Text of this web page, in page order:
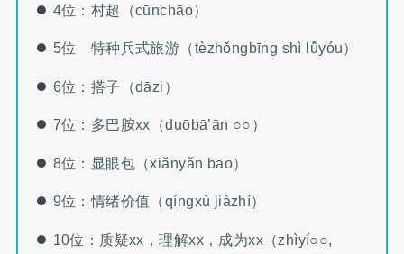
4位：村超（cūnchāo）
5位 特种兵式旅游（tèzhǒngbīng shì lǚyóu）
6位：搭子（dāzi）
7位：多巴胺xx（duōbā’ān ○○）
8位：显眼包（xiǎnyǎn bāo）
9位：情绪价值（qíngxù jiàzhí）
10位：质疑xx，理解xx，成为xx（zhìyí○○,